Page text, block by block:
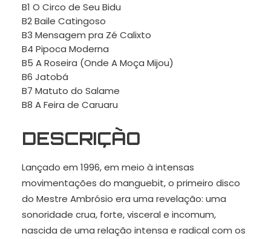
B1 O Circo de Seu Bidu
B2 Baile Catingoso
B3 Mensagem pra Zé Calixto
B4 Pipoca Moderna
B5 A Roseira (Onde A Moça Mijou)
B6 Jatobá
B7 Matuto do Salame
B8 A Feira de Caruaru
DESCRIÇÃO
Lançado em 1996, em meio à intensas
movimentações do manguebit, o primeiro disco
do Mestre Ambrósio era uma revelação: uma
sonoridade crua, forte, visceral e incomum,
nascida de uma relação intensa e radical com os